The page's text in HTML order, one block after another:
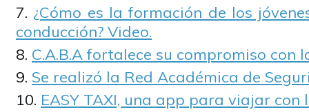
¿Cómo es la formación de los
conducción? Video.
C.A.B.A fortalece su compromiso con
Se realizó la Red Académica de
EASY TAXI, una app para viajar con